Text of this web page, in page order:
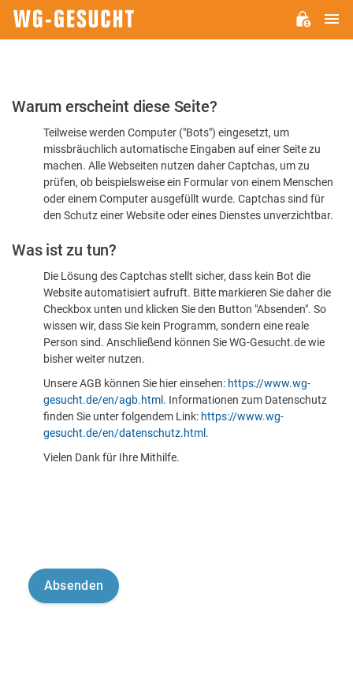
Bitte
dass
sind
Warum erscheint diese Seite?
Teilweise werden Computer ("Bots") eingesetzt, um
missbräuchlich automatische Eingaben auf einer Seite zu
machen. Alle Webseiten nutzen daher Captchas, um zu
prüfen, ob beispielsweise ein Formular von einem Menschen
oder einem Computer ausgefüllt wurde. Captchas sind für
den Schutz einer Website oder eines Dienstes unverzichtbar.
Was ist zu tun?
Die Lösung des Captchas stellt sicher, dass kein Bot die
Website automatisiert aufruft. Bitte markieren Sie daher die
Checkbox unten und klicken Sie den Button "Absenden". So
wissen wir, dass Sie kein Programm, sondern eine reale
Person sind. Anschließend können Sie WG-Gesucht.de wie
bisher weiter nutzen.
Unsere AGB können Sie hier einsehen: https://www.wg-
gesucht.de/en/agb.html . Informationen zum Datenschutz
finden Sie unter folgendem Link: https://www.wg-
gesucht.de/en/datenschutz.html .
Vielen Dank für Ihre Mithilfe.